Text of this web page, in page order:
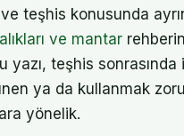
teşhis konusunda
ve mantar
yazı, teşhis sonrasında
ya da kullanmak
yönelik.